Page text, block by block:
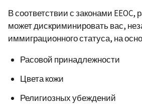
В соответствии с законами EEOC,
может дискриминировать вас,
иммиграционного статуса, на
Расовой принадлежности
Цвета кожи
Религиозных убеждений